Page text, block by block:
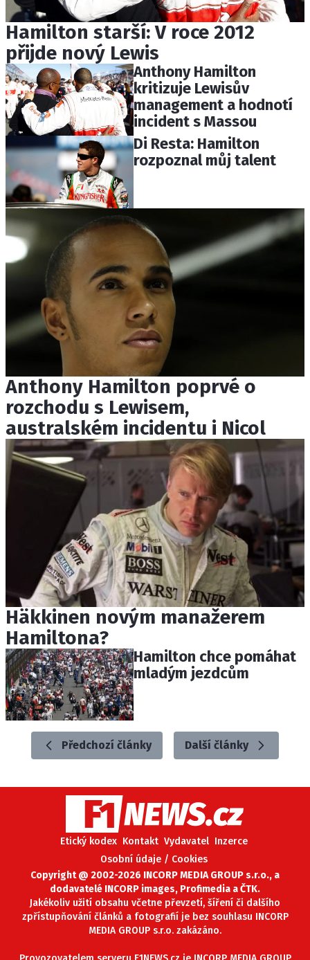
Hamilton starší: V roce 2012
přijde nový Lewis
Anthony Hamilton
kritizuje Lewisův
management a hodnotí
incident s Massou
Di Resta: Hamilton
rozpoznal můj talent
Anthony Hamilton poprvé o
rozchodu s Lewisem,
australském incidentu i Nicol
Häkkinen novým manažerem
Hamiltona?
Hamilton chce pomáhat
mladým jezdcům
Předchozí články Další články
Etický kodex Kontakt Vydavatel Inzerce
Osobní údaje / Cookies
Copyright @ 2002-2026 INCORP MEDIA GROUP s.r.o., a
dodavatelé INCORP images, Profimedia a ČTK.
Jakékoliv užití obsahu včetne převzetí, šíření či dalšího
zpřístupňování článků a fotografií je bez souhlasu INCORP
MEDIA GROUP s.r.o. zakázáno.